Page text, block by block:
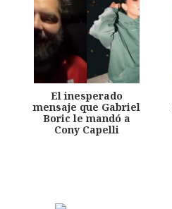
El inesperado
mensaje que Gabriel
Boric le mandó a
Cony Capelli